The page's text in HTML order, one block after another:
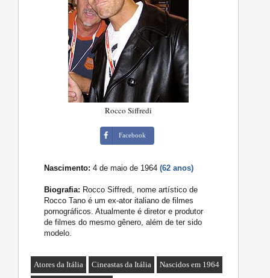
Rocco Siffredi
Facebook
Nascimento: 4 de maio de 1964(62 anos)
Biografia: Rocco Siffredi, nome artístico de
Rocco Tano é um ex-ator italiano de filmes
pornográficos. Atualmente é diretor e produtor
de filmes do mesmo gênero, além de ter sido
modelo.
Atores da Itália Cineastas da Itália Nascidos em 1964